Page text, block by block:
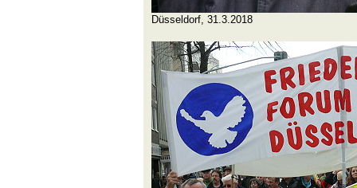
Düsseldorf, 31.3.2018